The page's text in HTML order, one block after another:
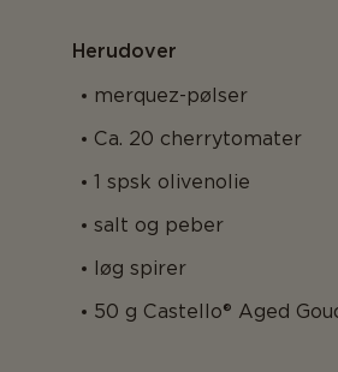
Herudover
merquez-pølser
Ca. 20 cherrytomater
1 spsk olivenolie
salt og peber
løg spirer
50 g Castello® Aged